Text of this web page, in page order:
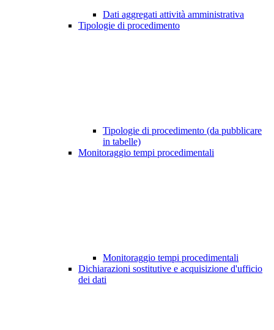
Dati aggregati attività amministrativa
Tipologie di procedimento
Tipologie di procedimento (da pubblicare
in tabelle)
Monitoraggio tempi procedimentali
Monitoraggio tempi procedimentali
Dichiarazioni sostitutive e acquisizione d'ufficio
dei dati